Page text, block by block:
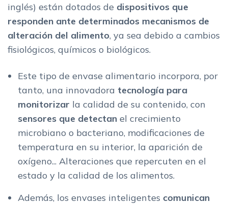
inglés) están dotados de dispositivos que
responden ante determinados mecanismos de
alteración del alimento, ya sea debido a cambios
fisiológicos, químicos o biológicos.
Este tipo de envase alimentario incorpora, por
tanto, una innovadora tecnología para
monitorizar la calidad de su contenido, con
sensores que detectan el crecimiento
microbiano o bacteriano, modificaciones de
temperatura en su interior, la aparición de
oxígeno... Alteraciones que repercuten en el
estado y la calidad de los alimentos.
Además, los envases inteligentes comunican